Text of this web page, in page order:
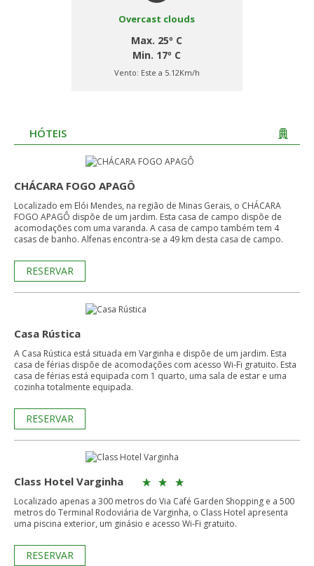
Overcast clouds
Max. 25º C
Min. 17º C
Vento: Este a 5.12Km/h
HÓTEIS
CHÁCARA FOGO APAGÔ
Localizado em Elói Mendes, na região de Minas Gerais, o CHÁCARA
FOGO APAGÔ dispõe de um jardim. Esta casa de campo dispõe de
acomodações com uma varanda. A casa de campo também tem 4
casas de banho. Alfenas encontra-se a 49 km desta casa de campo.
RESERVAR
Casa Rústica
A Casa Rústica está situada em Varginha e dispõe de um jardim. Esta
casa de férias dispõe de acomodações com acesso Wi-Fi gratuito. Esta
casa de férias está equipada com 1 quarto, uma sala de estar e uma
cozinha totalmente equipada.
RESERVAR
Class Hotel Varginha
Localizado apenas a 300 metros do Via Café Garden Shopping e a 500
metros do Terminal Rodoviária de Varginha, o Class Hotel apresenta
uma piscina exterior, um ginásio e acesso Wi-Fi gratuito.
RESERVAR